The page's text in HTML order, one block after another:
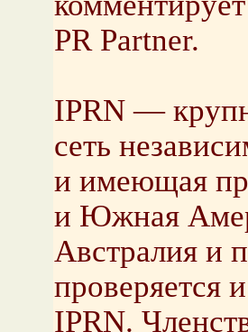
PR Partner.
IPRN —
сеть
и имеющая
и Южная
Австралия и
проверяется
IPRN.